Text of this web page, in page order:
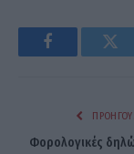
Facebook
Φορολογικές